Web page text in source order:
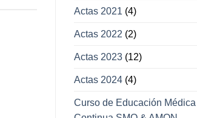
Actas 2021 (4)
Actas 2022 (2)
Actas 2023(12)
Actas 2024(4)
Curso de Educación Médica